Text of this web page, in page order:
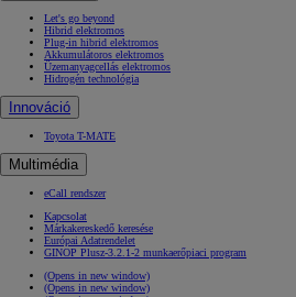
Let's go beyond
Hibrid elektromos
Plug-in hibrid elektromos
Akkumulátoros elektromos
Üzemanyagcellás elektromos
Hidrogén technológia
Innováció
Toyota T-MATE
Multimédia
eCall rendszer
Kapcsolat
Márkakereskedő keresése
Európai Adatrendelet
GINOP Plusz-3.2.1-2 munkaerőpiaci program
(Opens in new window)
(Opens in new window)